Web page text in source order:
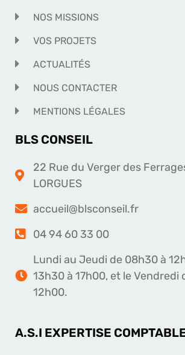
NOS MISSIONS
VOS PROJETS
ACTUALITÉS
NOUS CONTACTER
MENTIONS LÉGALES
BLS CONSEIL
22 Rue du Verger des
LORGUES
accueil@blsconseil.fr
04 94 60 33 00
Lundi au Jeudi de 08h30 à
13h30 à 17h00, et le Vendredi
12h00.
A.S.I EXPERTISE